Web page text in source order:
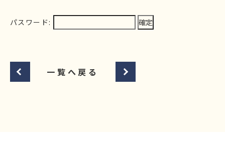
パスワード:
一覧へ戻る